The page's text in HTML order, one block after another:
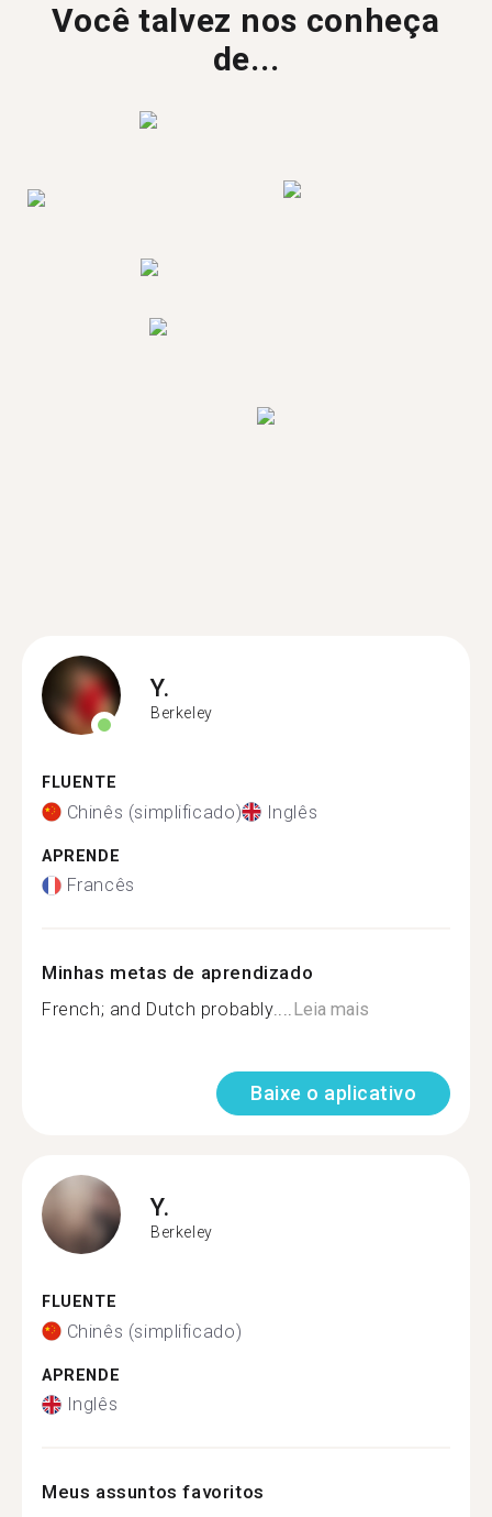
Você talvez nos conheça
de...
Y.
Berkeley
FLUENTE
Chinês (simplificado) Inglês
APRENDE
Francês
Minhas metas de aprendizado
French; and Dutch probably....Leia mais
Baixe o aplicativo
Y.
Berkeley
FLUENTE
Chinês (simplificado)
APRENDE
Inglês
Meus assuntos favoritos